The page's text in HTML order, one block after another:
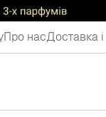
Про насДоставка